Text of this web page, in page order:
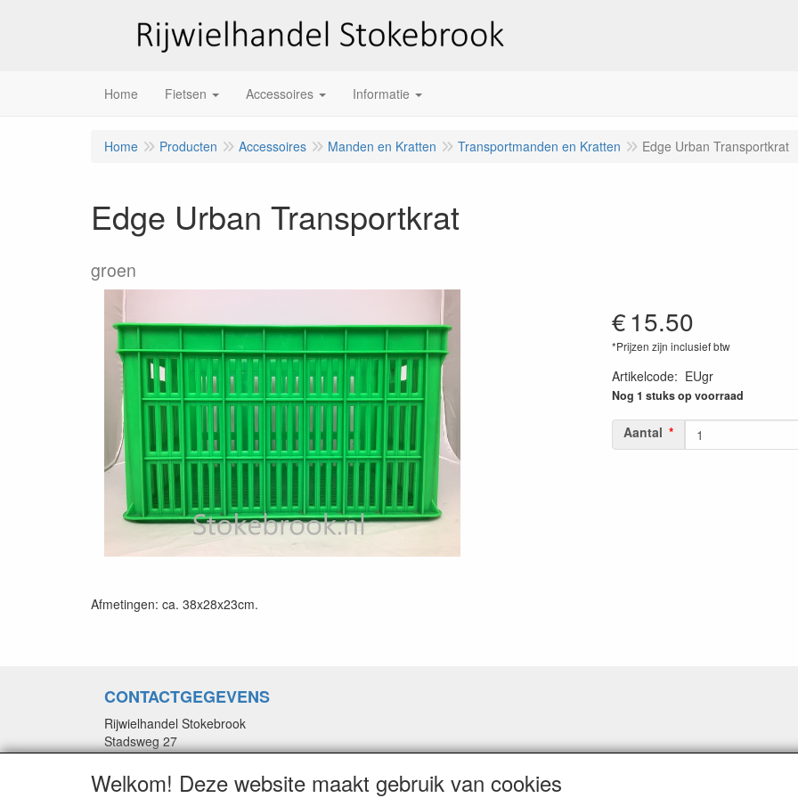
Home Fietsen Accessoires Informatie
Home Producten Accessoires Manden en Kratten Transportmanden en Kratten Edge Urban Transportkrat
Edge Urban Transportkrat
groen
€15.50
*Prijzen zijn inclusief btw
Artikelcode: EUgr
Nog 1 stuks op voorraad
Aantal
Afmetingen: ca. 38x28x23cm.
CONTACTGEGEVENS
Rijwielhandel Stokebrook
Stadsweg 27
9917 PV Wirdum (Gn.)
E-mail: stokebrook@xs4all.nl
Welkom! Deze website maakt gebruik van cookies